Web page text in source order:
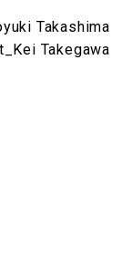
Takashima
Takegawa